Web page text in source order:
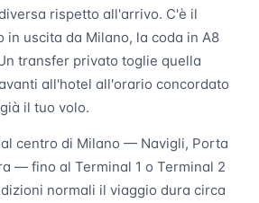
rispetto all'arrivo. C'è il
in uscita da Milano, la coda in A8
transfer privato toglie quella
all'hotel all'orario concordato
il tuo volo.
centro di Milano — Navigli, Porta
— fino al Terminal 1 o Terminal 2
normali il viaggio dura circa